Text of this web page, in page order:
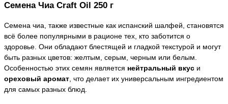
Семена Чиа Craft Oil 250 г
Семена чиа, также известные как испанский шалфей, становятся
всё более популярными в рационе тех, кто заботится о
здоровье. Они обладают блестящей и гладкой текстурой и могут
быть разных цветов: желтым, серым, черным или белым.
Особенностью этих семян является нейтральный вкус и
ореховый аромат , что делает их универсальным ингредиентом
для самых разных блюд.